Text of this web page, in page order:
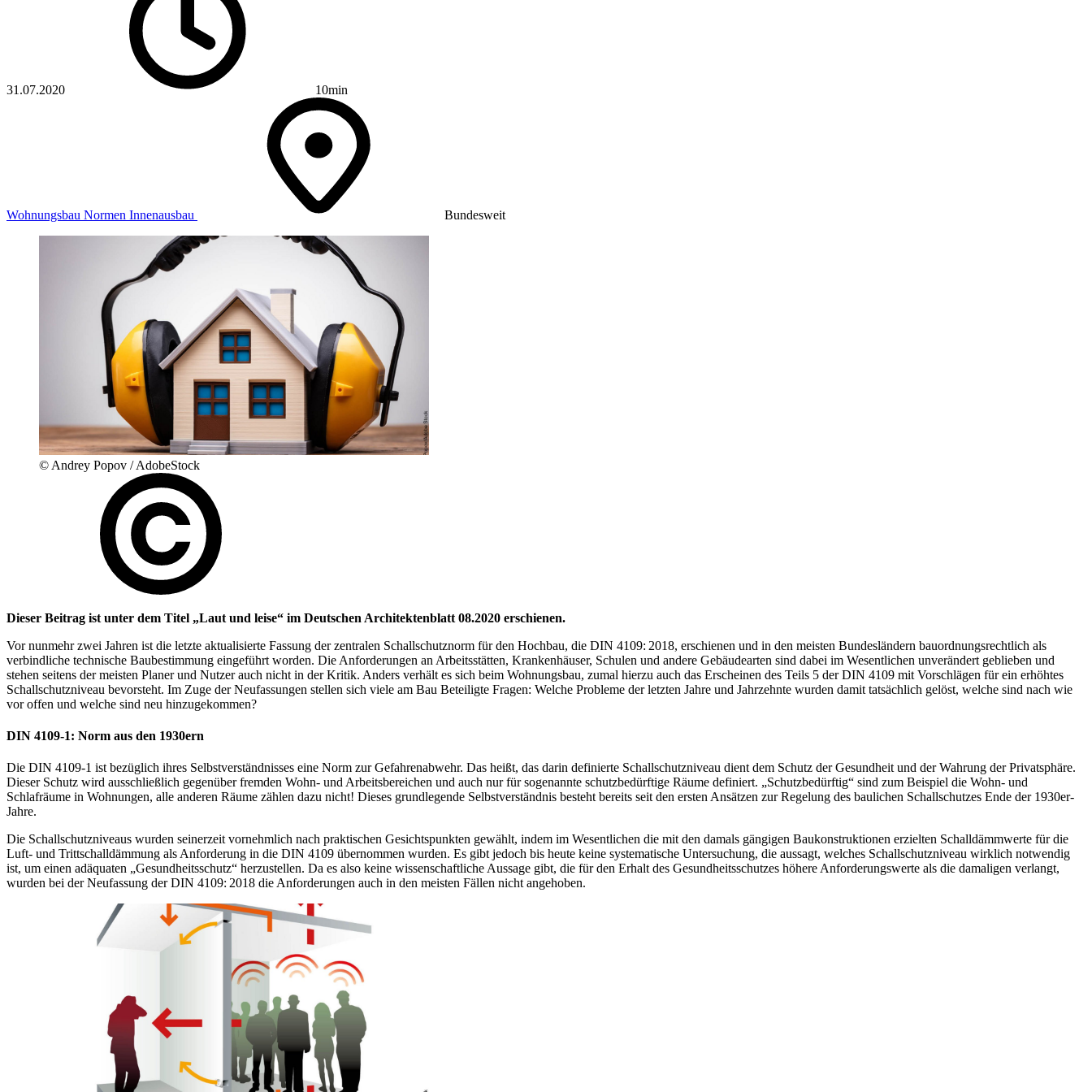
31.07.2020 10min
Wohnungsbau Normen Innenausbau Bundesweit
© Andrey Popov / AdobeStock
Dieser Beitrag ist unter dem Titel „Laut und leise“ im Deutschen Architektenblatt 08.2020 erschienen.
Vor nunmehr zwei Jahren ist die letzte aktualisierte Fassung der zentralen Schallschutznorm für den Hochbau, die DIN 4109: 2018, erschienen und in den meisten Bundesländern bauordnungsrechtlich als
verbindliche technische Baubestimmung eingeführt worden. Die Anforderungen an Arbeitsstätten, Krankenhäuser, Schulen und andere Gebäudearten sind dabei im Wesentlichen unverändert geblieben und
stehen seitens der meisten Planer und Nutzer auch nicht in der Kritik. Anders verhält es sich beim Wohnungsbau, zumal hierzu auch das Erscheinen des Teils 5 der DIN 4109 mit Vorschlägen für ein erhöhtes
Schallschutzniveau bevorsteht. Im Zuge der Neufassungen stellen sich viele am Bau Beteiligte Fragen: Welche Probleme der letzten Jahre und Jahrzehnte wurden damit tatsächlich gelöst, welche sind nach wie
vor offen und welche sind neu hinzugekommen?
DIN 4109-1: Norm aus den 1930ern
Die DIN 4109-1 ist bezüglich ihres Selbstverständnisses eine Norm zur Gefahrenabwehr. Das heißt, das darin definierte Schallschutzniveau dient dem Schutz der Gesundheit und der Wahrung der Privatsphäre.
Dieser Schutz wird ausschließlich gegenüber fremden Wohn- und Arbeitsbereichen und auch nur für sogenannte schutzbedürftige Räume definiert. „Schutzbedürftig“ sind zum Beispiel die Wohn- und
Schlafräume in Wohnungen, alle anderen Räume zählen dazu nicht! Dieses grundlegende Selbstverständnis besteht bereits seit den ersten Ansätzen zur Regelung des baulichen Schallschutzes Ende der 1930er-
Jahre.
Die Schallschutzniveaus wurden seinerzeit vornehmlich nach praktischen Gesichtspunkten gewählt, indem im Wesentlichen die mit den damals gängigen Baukonstruktionen erzielten Schalldämmwerte für die
Luft- und Trittschalldämmung als Anforderung in die DIN 4109 übernommen wurden. Es gibt jedoch bis heute keine systematische Untersuchung, die aussagt, welches Schallschutzniveau wirklich notwendig
ist, um einen adäquaten „Gesundheitsschutz“ herzustellen. Da es also keine wissenschaftliche Aussage gibt, die für den Erhalt des Gesundheitsschutzes höhere Anforderungswerte als die damaligen verlangt,
wurden bei der Neufassung der DIN 4109: 2018 die Anforderungen auch in den meisten Fällen nicht angehoben.